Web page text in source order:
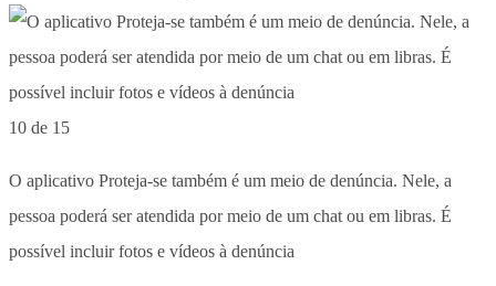
10 de 15
O aplicativo Proteja-se também é um meio de denúncia. Nele, a
pessoa poderá ser atendida por meio de um chat ou em libras. É
possível incluir fotos e vídeos à denúncia